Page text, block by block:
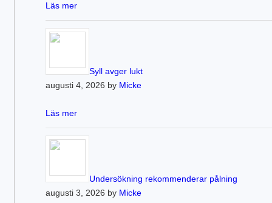
Läs mer
Syll avger lukt
augusti 4, 2026 by Micke
Läs mer
Undersökning rekommenderar pålning
augusti 3, 2026 by Micke